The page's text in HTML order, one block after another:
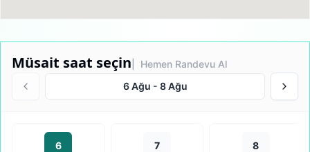
Müsait saat seçin | Hemen Randevu Al
6 Ağu - 8 Ağu
6
7
8